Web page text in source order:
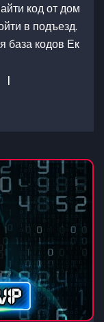
код от дом
в подъезд.
база кодов Ек
|